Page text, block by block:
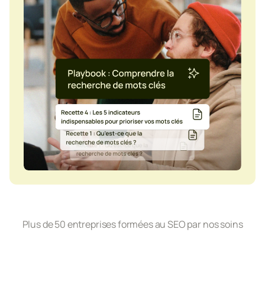
Plus de 50 entreprises formées au SEO par nos soins